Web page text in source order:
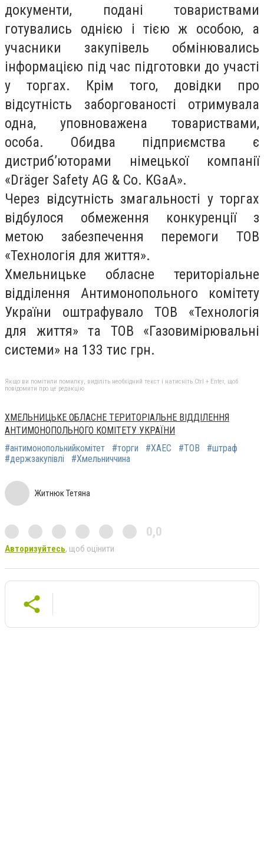
документи, подані товариствами
готувались однією і тією ж особою, а
учасники закупівель обмінювались
інформацією під час підготовки до участі
у торгах. Крім того, довідки про
відсутність заборгованості отримувала
одна, уповноважена товариствами,
особа. Обидва підприємства є
дистриб’юторами німецької компанії
«Dräger Safety AG & Co. KGaA».
Через відсутність змагальності у торгах
відбулося обмеження конкуренції з
метою забезпечення перемоги ТОВ
«Технологія для життя».
Хмельницьке обласне територіальне
відділення Антимонопольного комітету
України оштрафувало ТОВ «Технологія
для життя» та ТОВ «Газовимірювальні
системи» на 133 тис грн.
Якщо ви помітили помилку, виділіть необхідний текст і натисніть Ctrl + Enter, щоб
повідомити про це редакцію
ХМЕЛЬНИЦЬКЕ ОБЛАСНЕ ТЕРИТОРІАЛЬНЕ ВІДДІЛЕННЯ
АНТИМОНОПОЛЬНОГО КОМІТЕТУ УКРАЇНИ
#антимонопольнийкомітет
#торги #ХАЕС #ТОВ
#штраф
#держзакупівлі
#Хмельниччина
Житнюк Тетяна
0,0
Авторизуйтесь, щоб оцінити